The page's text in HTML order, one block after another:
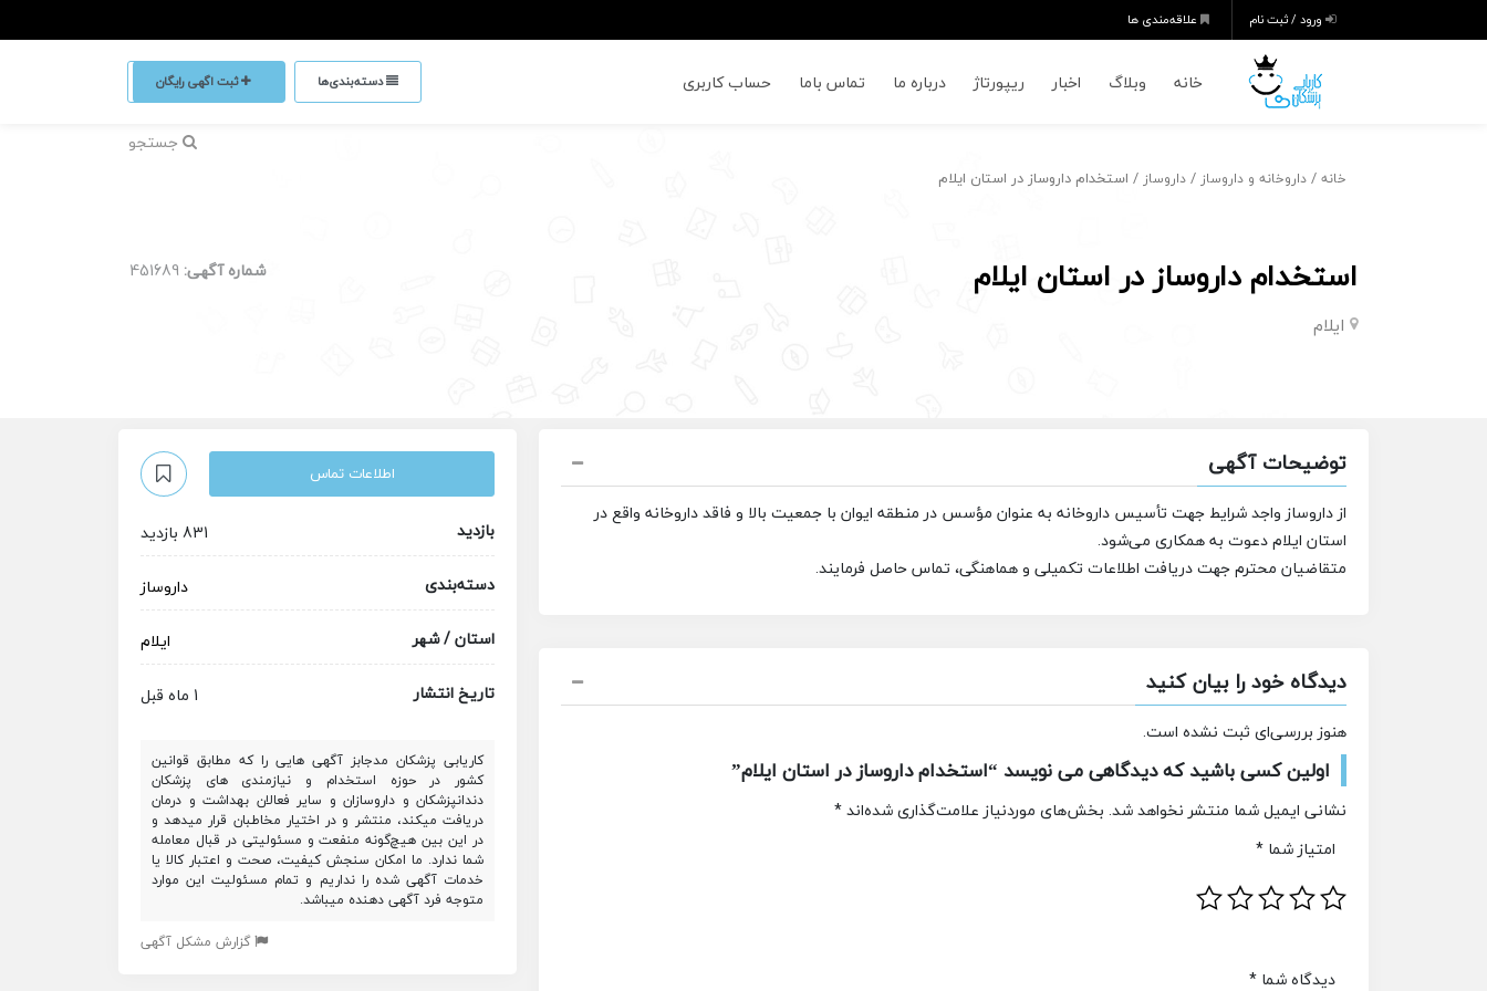
ورود / ثبت نام علاقه‌مندی ها
خانه وبلاگ اخبار ریپورتاژ درباره ما تماس باما حساب کاربری دسته‌بندی‌ها ثبت اگهی رایگان
جستجو
خانه / داروخانه و داروساز / داروساز / استخدام داروساز در استان ایلام
استخدام داروساز در استان ایلام
ایلام
شماره آگهی: 451689
توضیحات آگهی
از داروساز واجد شرایط جهت تأسیس داروخانه به عنوان مؤسس در منطقه‌ ایوان با جمعیت بالا و فاقد داروخانه واقع در
استان ایلام دعوت به همکاری می‌شود.
متقاضیان محترم جهت دریافت اطلاعات تکمیلی و هماهنگی، تماس حاصل فرمایند.
دیدگاه خود را بیان کنید
هنوز بررسی‌ای ثبت نشده است.
اولین کسی باشید که دیدگاهی می نویسد “استخدام داروساز در استان ایلام”
نشانی ایمیل شما منتشر نخواهد شد. بخش‌های موردنیاز علامت‌گذاری شده‌اند*
امتیاز شما *
دیدگاه شما *
اطلاعات تماس
بازدید
831 بازدید
دسته‌بندی
داروساز
استان / شهر
ایلام
تاریخ انتشار
1 ماه قبل
کاریابی پزشکان مدجابز آگهی هایی را که مطابق قوانین
کشور در حوزه استخدام و نیازمندی های پزشکان
دندانپزشکان و داروسازان و سایر فعالان بهداشت و درمان
دریافت میکند، منتشر و در اختیار مخاطبان قرار میدهد و
در این بین هیچ‌گونه منفعت و مسئولیتی در قبال معامله
شما ندارد. ما امکان سنجش کیفیت، صحت و اعتبار کالا یا
خدمات آگهی شده را نداریم و تمام مسئولیت این موارد
متوجه فرد آگهی دهنده میباشد.
گزارش مشکل آگهی